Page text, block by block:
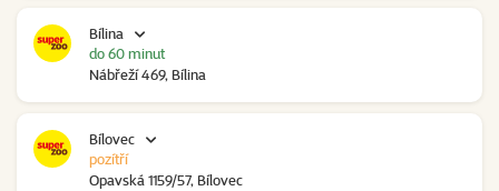
Bílina
Nábřeží 469, Bílina
do 60 minut
Bílovec
Opavská 1159/57, Bílovec
pozítří